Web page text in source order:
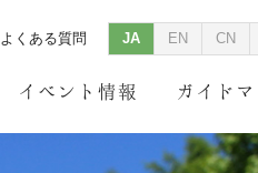
よくある質問 JA EN CN
イベント情報 ガイド